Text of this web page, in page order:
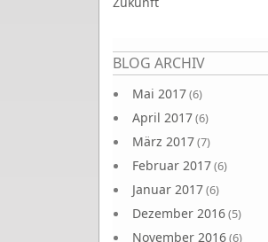
BLOG ARCHIV
Mai 2017(6)
April 2017(6)
März 2017(7)
Februar 2017(6)
Januar 2017(6)
Dezember 2016(5)
November 2016(6)
Seiten